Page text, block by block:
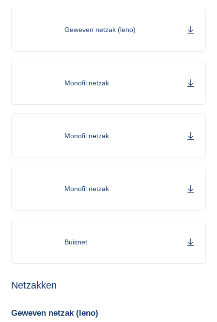
Geweven netzak (leno)
Monofil netzak
Monofil netzak
Monofil netzak
Buisnet
Netzakken
Geweven netzak (leno)